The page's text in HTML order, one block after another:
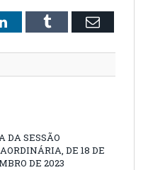
LinkedInTumblr Email
DA SESSÃO
DE 18 DE
DE 2023